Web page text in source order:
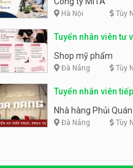
Hà Nội Tùy
Tuyển nhân viên tư
phẩm
Shop mỹ phẩm
Đà Nẵng Tùy
Tuyển nhân viên
Nhà hàng Phủi Quán
Đà Nẵng Tùy